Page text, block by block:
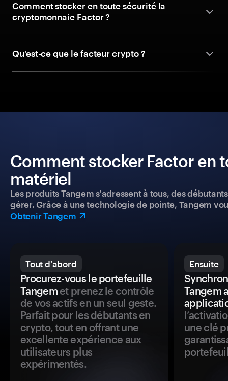
Comment stocker en toute sécurité la
cryptomonnaie Factor ?
Qu'est-ce que le facteur crypto ?
Comment stocker Factor en
matériel
Les produits Tangem s'adressent à tous, des
gérer. Grâce à une technologie de pointe, Tangem
Obtenir Tangem
Tout d'abord
Procurez-vous le portefeuille
Tangemet prenez le contrôle
de vos actifs en un seul geste.
Parfait pour les débutants en
crypto, tout en offrant une
excellente expérience aux
utilisateurs plus
expérimentés.
Ensuite
Tangem
une clé